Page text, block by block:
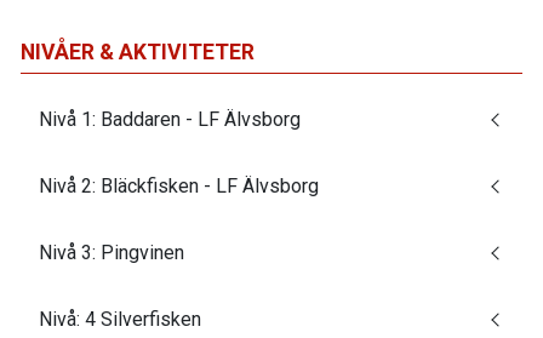
NIVÅER & AKTIVITETER
Nivå 1: Baddaren - LF Älvsborg
Nivå 2: Bläckfisken - LF Älvsborg
Nivå 3: Pingvinen
Nivå: 4 Silverfisken